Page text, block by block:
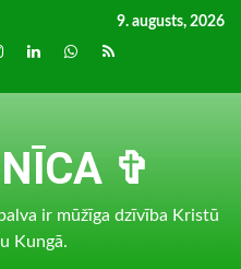
9. augusts, 2026
LinkedInwhatsapp
RSS
✞
ir mūžīga dzīvība Kristū
Kungā.